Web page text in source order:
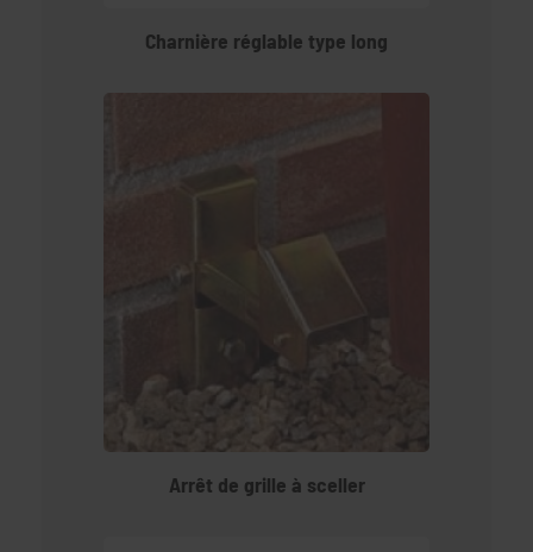
Charnière réglable type long
Arrêt de grille à sceller